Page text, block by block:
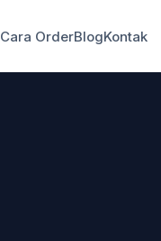
Cara OrderBlogKontak